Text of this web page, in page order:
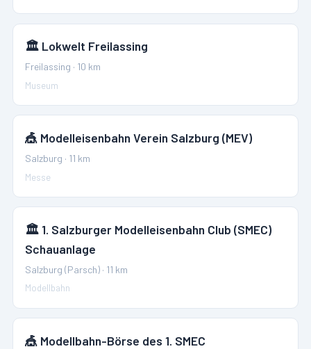
🏛️ Lokwelt Freilassing
Freilassing · 10 km
Museum
🎪 Modelleisenbahn Verein Salzburg (MEV)
Salzburg · 11 km
Messe
🏛️1. Salzburger Modelleisenbahn Club (SMEC)
Schauanlage
Salzburg (Parsch) · 11 km
Modellbahn
🎪 Modellbahn-Börse des 1. SMEC